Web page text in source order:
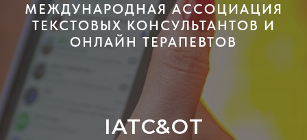
МЕЖДУНАРОДНАЯ АССОЦИАЦИЯ
ТЕКСТОВЫХ КОНСУЛЬТАНТОВ И
ОНЛАЙН ТЕРАПЕВТОВ
IATC&OT